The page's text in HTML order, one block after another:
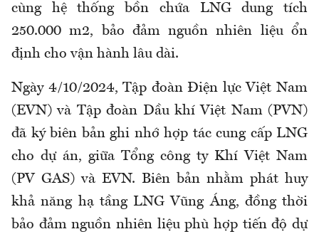
cùng hệ thống bồn chứa LNG dung tích
250.000 m2, bảo đảm nguồn nhiên liệu ổn
định cho vận hành lâu dài.
Ngày 4/10/2024, Tập đoàn Điện lực Việt Nam
(EVN) và Tập đoàn Dầu khí Việt Nam (PVN)
đã ký biên bản ghi nhớ hợp tác cung cấp LNG
cho dự án, giữa Tổng công ty Khí Việt Nam
(PV GAS) và EVN. Biên bản nhằm phát huy
khả năng hạ tầng LNG Vũng Áng, đồng thời
bảo đảm nguồn nhiên liệu phù hợp tiến độ dự